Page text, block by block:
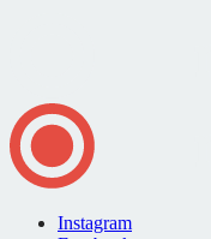
Instagram